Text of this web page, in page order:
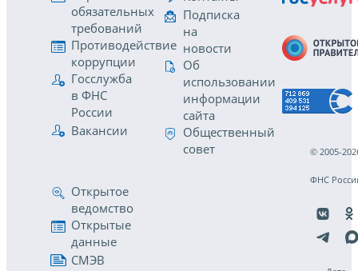
обязательных
требований
Противодействие
коррупции
Госслужба
в ФНС
России
Вакансии
Подписка
на
новости
Об
использовании
информации
сайта
Общественный
совет
Открытое
ведомство
Открытые
данные
СМЭВ
© 2005-
ФНС